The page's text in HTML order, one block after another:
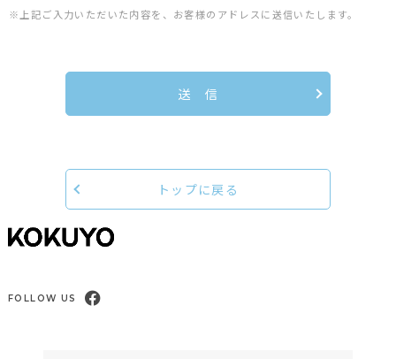
※上記ご入力いただいた内容を、お客様のアドレスに送信いたします。
送 信
トップに戻る
FOLLOW US